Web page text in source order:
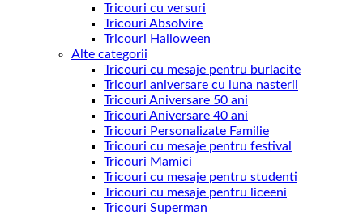
Tricouri cu versuri
Tricouri Absolvire
Tricouri Halloween
Alte categorii
Tricouri cu mesaje pentru burlacite
Tricouri aniversare cu luna nasterii
Tricouri Aniversare 50 ani
Tricouri Aniversare 40 ani
Tricouri Personalizate Familie
Tricouri cu mesaje pentru festival
Tricouri Mamici
Tricouri cu mesaje pentru studenti
Tricouri cu mesaje pentru liceeni
Tricouri Superman